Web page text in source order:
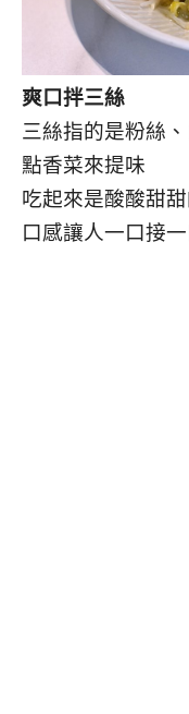
爽口拌三絲
三絲指的是粉絲
點香菜來提味
吃起來是酸酸甜
口感讓人一口接